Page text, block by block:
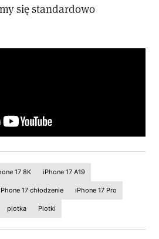
się standardowo
17 8K iPhone 17 A19
17 chłodzenie iPhone 17 Pro
plotka Plotki